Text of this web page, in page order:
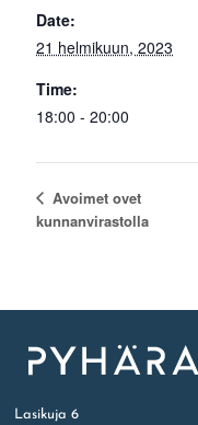
Date:
21 helmikuun, 2023
Time:
18:00 - 20:00
Avoimet ovet
kunnanvirastolla
Lasikuja 6